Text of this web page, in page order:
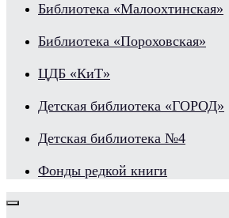
Библиотека «Малоохтинская»
Библиотека «Пороховская»
ЦДБ «КиТ»
Детская библиотека «ГОРОД»
Детская библиотека №4
Фонды редкой книги